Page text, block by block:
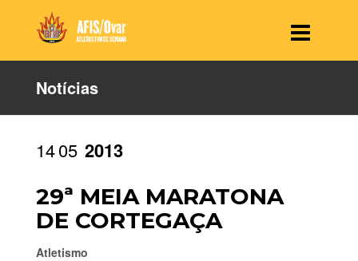
Notícias
1405 2013
29ª MEIA MARATONA
DE CORTEGAÇA
Atletismo